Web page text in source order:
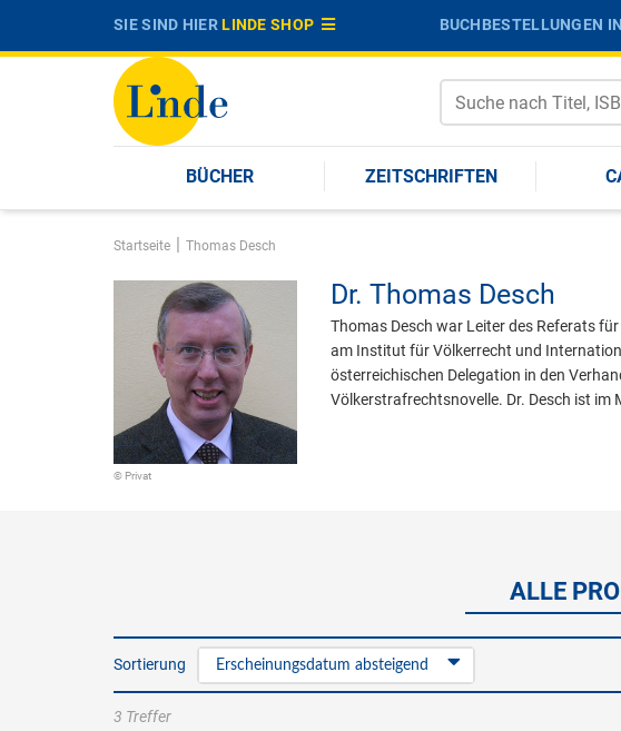
SIE SIND HIERLINDE SHOP BUCHBESTELLUNGEN
BÜCHER ZEITSCHRIFTEN
Startseite | Thomas Desch
© Privat
Dr. Thomas Desch
Thomas Desch war Leiter des Referats
am Institut für Völkerrecht und
österreichischen Delegation in den
Völkerstrafrechtsnovelle. Dr. Desch ist im
ALLE
Sortierung Erscheinungsdatum absteigend
3 Treffer